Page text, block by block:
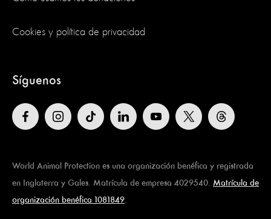
Cookies y política de privacidad
Síguenos
World Animal Protection es una organización benéfica y registrada
en Inglaterra y Gales. Matrícula de empresa 4029540. Matrícula de
organización benéfica 1081849